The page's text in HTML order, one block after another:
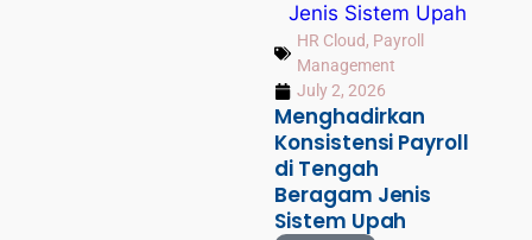
HR Cloud, Payroll
Management
July 2, 2026
Menghadirkan
Konsistensi Payroll
di Tengah
Beragam Jenis
Sistem Upah